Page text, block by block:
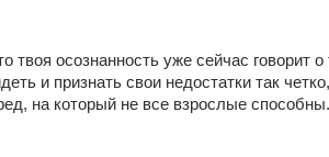
твоя осознанность уже сейчас говорит о
и признать свои недостатки так
на который не все взрослые